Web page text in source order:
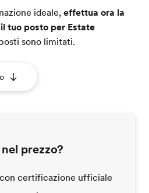
ideale,effettua ora la
tuo posto per Estate
sono limitati.
prezzo?
certificazione ufficiale